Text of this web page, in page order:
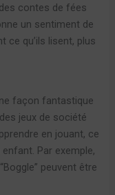
contes de fées
un sentiment de
ce qu’ils lisent, plus
façon fantastique
jeux de société
en jouant, ce
Par exemple,
peuvent être